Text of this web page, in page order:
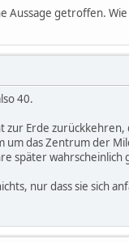
Aussage getroffen.
40.
zur Erde
um das Zentrum der
später wahrscheinlich
nur dass sie sich